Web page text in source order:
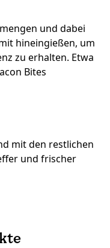
und dabei
hineingießen, um
zu erhalten. Etwa
Bites
mit den restlichen
und frischer